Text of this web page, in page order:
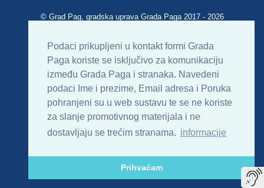
Podaci prikupljeni u kontakt formi Grada
Paga koriste se isključivo za komunikaciju
između Grada Paga i stranaka. Navedeni
podaci Ime i prezime, Email adresa i Poruka
pohranjeni su u web sustavu te se ne koriste
za slanje promotivnog materijala i ne
dostavljaju se trećim stranama. informacije
Prihvaćam
© Grad Pag, gradska uprava Grada Paga 2017 - 2026
Uvjeti korištenja Impressum
Kontakt
Sitemap
RSS